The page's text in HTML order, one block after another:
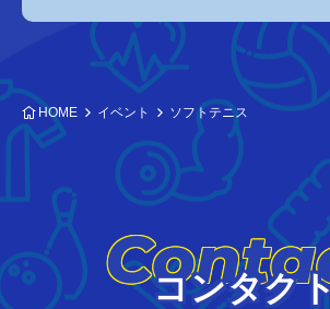
HOME イベント ソフトテニス
コンタク